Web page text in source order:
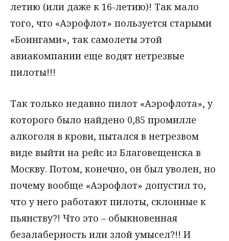
летию (или даже к 16-летию)! Так мало
того, что «Аэрофлот» пользуется старыми
«Боингами», так самолеты этой
авиакомпании еще водят нетрезвые
пилоты!!!
Так только недавно пилот «Аэрофлота», у
которого было найдено 0,85 промилле
алкоголя в крови, пытался в нетрезвом
виде выйти на рейс из Благовещенска в
Москву. Потом, конечно, он был уволен, но
почему вообще «Аэрофлот» допустил то,
что у него работают пилоты, склонные к
пьянству?! Что это – обыкновенная
безалаберность или злой умысел?!! И